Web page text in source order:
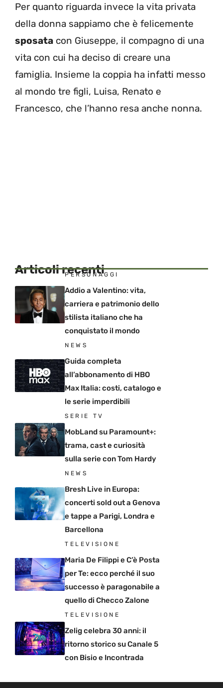
Per quanto riguarda invece la vita privata
della donna sappiamo che è felicemente
sposata con Giuseppe, il compagno di una
vita con cui ha deciso di creare una
famiglia. Insieme la coppia ha infatti messo
al mondo tre figli, Luisa, Renato e
Francesco, che l’hanno resa anche nonna.
Articoli recenti
PERSONAGGI
Addio a Valentino: vita,
carriera e patrimonio dello
stilista italiano che ha
conquistato il mondo
NEWS
Guida completa
all’abbonamento di HBO
Max Italia: costi, catalogo e
le serie imperdibili
SERIE TV
MobLand su Paramount+:
trama, cast e curiosità
sulla serie con Tom Hardy
NEWS
Bresh Live in Europa:
concerti sold out a Genova
e tappe a Parigi, Londra e
Barcellona
TELEVISIONE
Maria De Filippi e C’è Posta
per Te: ecco perché il suo
successo è paragonabile a
quello di Checco Zalone
TELEVISIONE
Zelig celebra 30 anni: il
ritorno storico su Canale 5
con Bisio e Incontrada